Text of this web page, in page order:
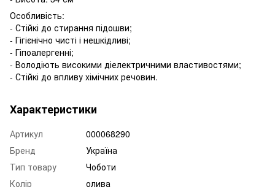
Особливість:
- Стійкі до стирання підошви;
- Гігієнічно чисті і нешкідливі;
- Гіпоалергенні;
- Володіють високими діелектричними властивостями;
- Стійкі до впливу хімічних речовин.
Характеристики
Артикул
000068290
Бренд
Україна
Тип товару
Чоботи
Колір
олива